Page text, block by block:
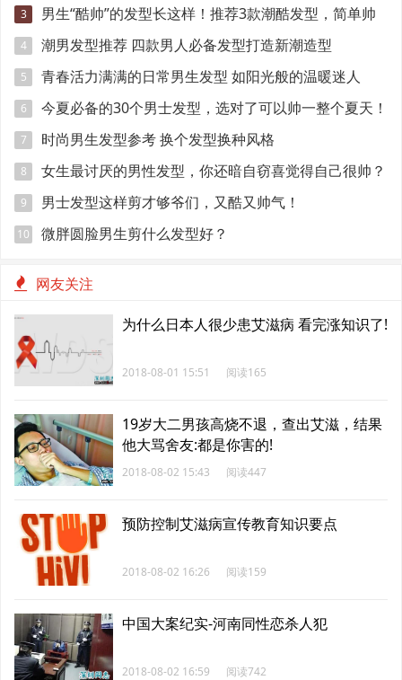
3
男生“酷帅”的发型长这样！推荐3款潮酷发型，简单帅
气好打理
4 潮男发型推荐 四款男人必备发型打造新潮造型
5 青春活力满满的日常男生发型 如阳光般的温暖迷人
6 今夏必备的30个男士发型，选对了可以帅一整个夏天！
7 时尚男生发型参考 换个发型换种风格
8 女生最讨厌的男性发型，你还暗自窃喜觉得自己很帅？
9 男士发型这样剪才够爷们，又酷又帅气！
10 微胖圆脸男生剪什么发型好？
网友关注
为什么日本人很少患艾滋病 看完涨知识了!
2018-08-01 15:51 阅读165
19岁大二男孩高烧不退，查出艾滋，结果
他大骂舍友:都是你害的!
2018-08-02 15:43 阅读447
预防控制艾滋病宣传教育知识要点
2018-08-02 16:26 阅读159
中国大案纪实-河南同性恋杀人犯
2018-08-02 16:59 阅读742